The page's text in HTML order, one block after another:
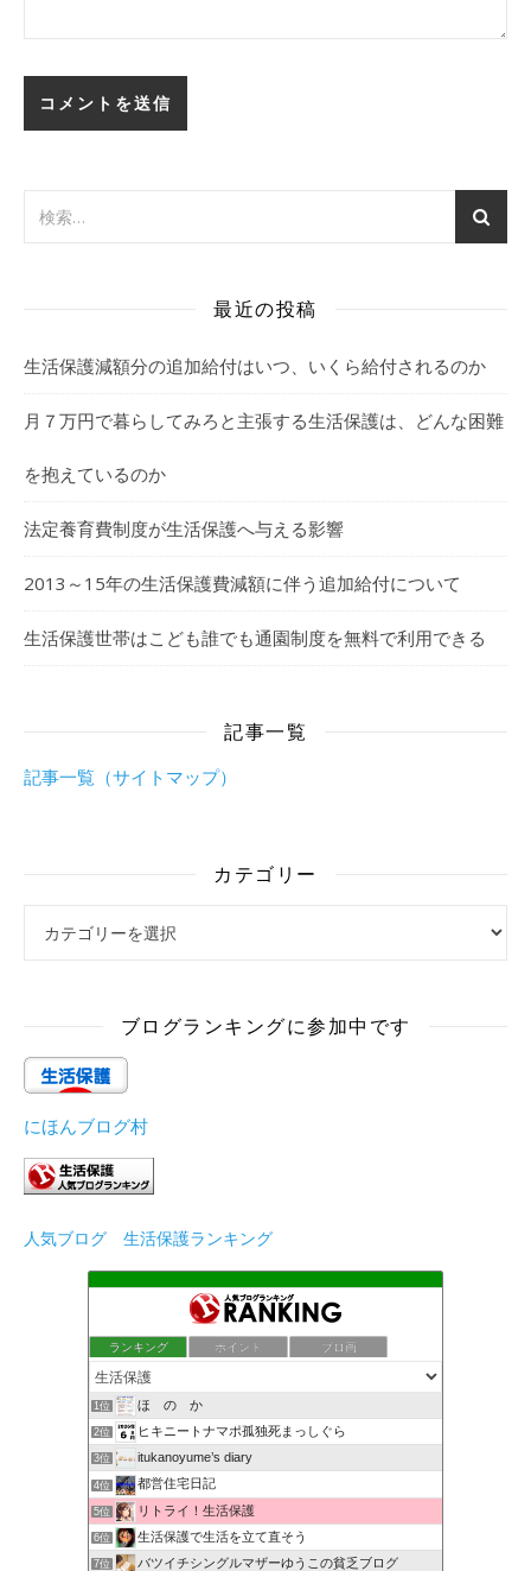
最近の投稿
生活保護減額分の追加給付はいつ、いくら給付されるのか
月７万円で暮らしてみろと主張する生活保護は、どんな困難
を抱えているのか
法定養育費制度が生活保護へ与える影響
2013～15年の生活保護費減額に伴う追加給付について
生活保護世帯はこども誰でも通園制度を無料で利用できる
記事一覧
記事一覧（サイトマップ）
カテゴリー
ブログランキングに参加中です
にほんブログ村
人気ブログ 生活保護ランキング
ランキング ポイント ブロ画
1位 ほ の か
2位 ヒキニートナマポ孤独死まっしぐら
3位 itukanoyume’s diary
4位 都営住宅日記
5位 リトライ！生活保護
6位 生活保護で生活を立て直そう
7位 バツイチシングルマザーゆうこの貧乏ブログ